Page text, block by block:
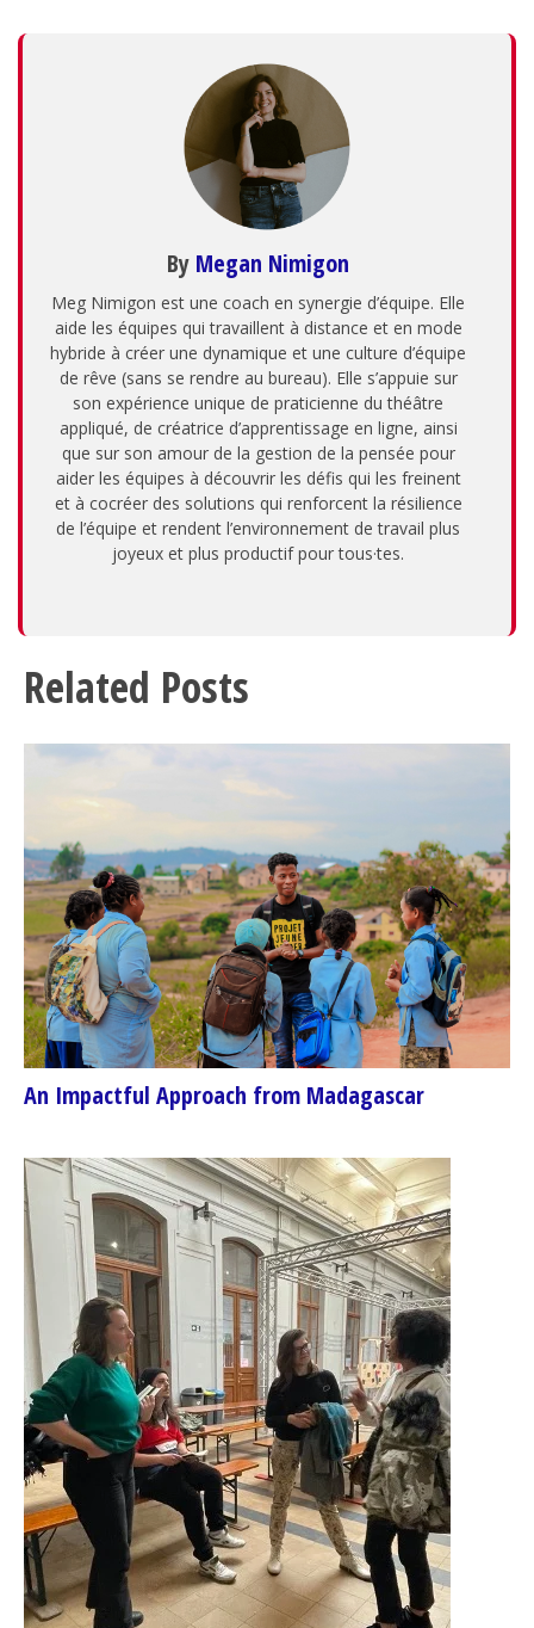
By Megan Nimigon
Meg Nimigon est une coach en synergie d’équipe. Elle
aide les équipes qui travaillent à distance et en mode
hybride à créer une dynamique et une culture d’équipe
de rêve (sans se rendre au bureau). Elle s’appuie sur
son expérience unique de praticienne du théâtre
appliqué, de créatrice d’apprentissage en ligne, ainsi
que sur son amour de la gestion de la pensée pour
aider les équipes à découvrir les défis qui les freinent
et à cocréer des solutions qui renforcent la résilience
de l’équipe et rendent l’environnement de travail plus
joyeux et plus productif pour tous·tes.
Related Posts
An Impactful Approach from Madagascar